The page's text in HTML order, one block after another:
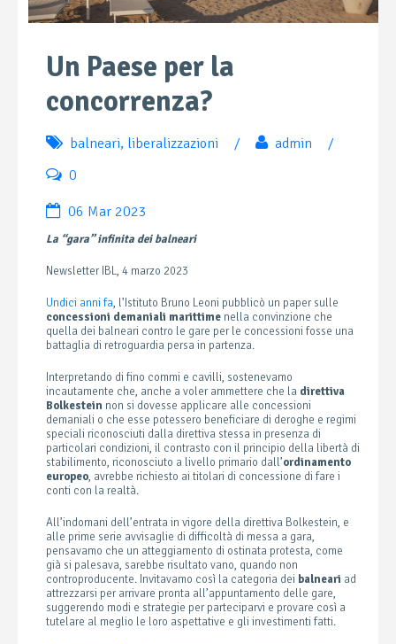
Un Paese per la
concorrenza?
balneari, liberalizzazioni / admin
/
0
06 Mar 2023
La “gara” infinita dei balneari
Newsletter IBL, 4 marzo 2023
Undici anni fa, l’Istituto Bruno Leoni pubblicò un paper sulle
concessioni demaniali marittime nella convinzione che
quella dei balneari contro le gare per le concessioni fosse una
battaglia di retroguardia persa in partenza.
Interpretando di fino commi e cavilli, sostenevamo
incautamente che, anche a voler ammettere che la direttiva
Bolkestein non si dovesse applicare alle concessioni
demaniali o che esse potessero beneficiare di deroghe e regimi
speciali riconosciuti dalla direttiva stessa in presenza di
particolari condizioni, il contrasto con il principio della libertà di
stabilimento, riconosciuto a livello primario dall’ordinamento
europeo, avrebbe richiesto ai titolari di concessione di fare i
conti con la realtà.
All’indomani dell’entrata in vigore della direttiva Bolkestein, e
alle prime serie avvisaglie di difficoltà di messa a gara,
pensavamo che un atteggiamento di ostinata protesta, come
già si palesava, sarebbe risultato vano, quando non
controproducente. Invitavamo così la categoria dei balneari ad
attrezzarsi per arrivare pronta all’appuntamento delle gare,
suggerendo modi e strategie per parteciparvi e provare così a
tutelare al meglio le loro aspettative e gli investimenti fatti.